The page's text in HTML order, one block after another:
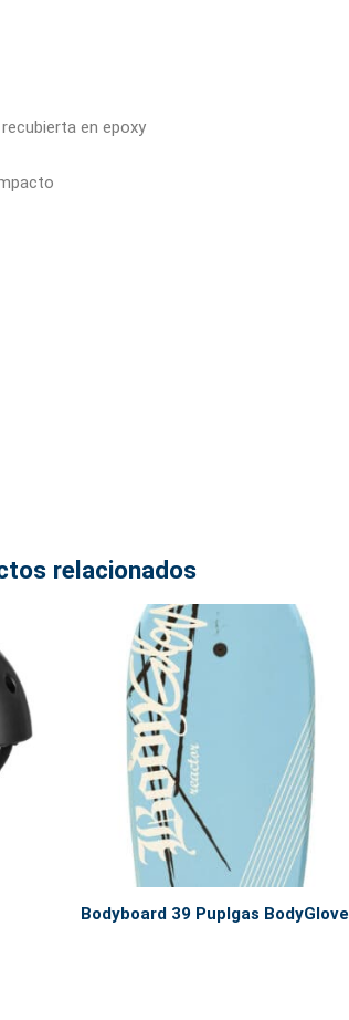
en epoxy
relacionados
Bodyboard 39 Puplgas BodyGlove